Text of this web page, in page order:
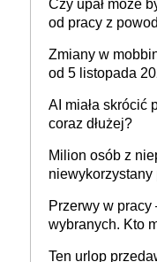
Czy upał może
od pracy z
Zmiany w
od 5 listopada
Ustaw
AI miała skrócić
coraz dłużej?
Milion osób z
niewykorzystany
dofinansowań
stronie systemu
pracodawców
Przerwy w
wybranych. Kto
Ten urlop